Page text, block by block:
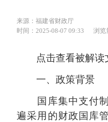
来源：福建省财政厅
时间：2025-08-07 09:33
浏览
点击查看被解读
一、政策背景
国库集中支付制
遍采用的财政国库